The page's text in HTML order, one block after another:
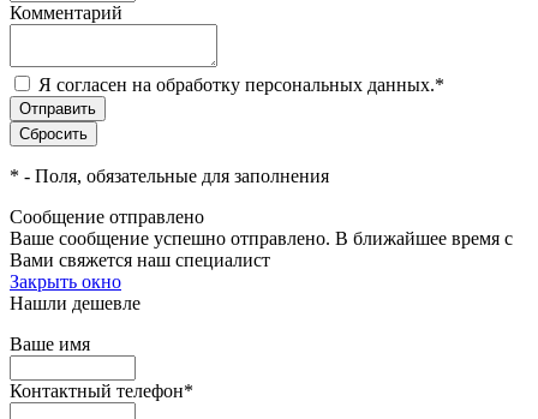
Комментарий
Я согласен на обработку персональных данных.*
* - Поля, обязательные для заполнения
Сообщение отправлено
Ваше сообщение успешно отправлено. В ближайшее время с
Вами свяжется наш специалист
Закрыть окно
Нашли дешевле
Ваше имя
Контактный телефон*